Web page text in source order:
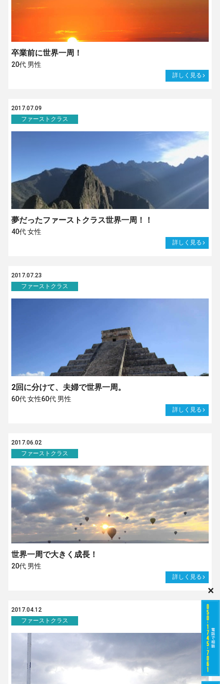
卒業前に世界一周！
20代 男性
詳しく見る
2017.07.09
ファーストクラス
夢だったファーストクラス世界一周！！
40代 女性
詳しく見る
2017.07.23
ファーストクラス
2回に分けて、夫婦で世界一周。
60代 女性60代 男性
詳しく見る
2017.06.02
ファーストクラス
世界一周で大きく成長！
20代 男性
詳しく見る
2017.04.12
ファーストクラス
×